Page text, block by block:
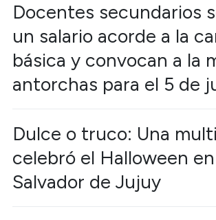
Docentes secundarios
un salario acorde a la
básica y convocan a la
antorchas para el 5 de
Dulce o truco: Una
celebró el Halloween
Salvador de Jujuy